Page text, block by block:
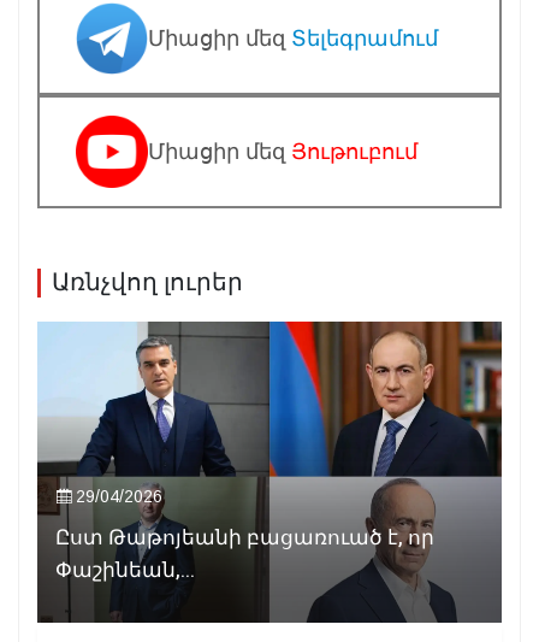
Միացիր մեզ Տելեգրամում
Միացիր մեզ Յութուբում
Առնչվող լուրեր
29/04/2026
Ըստ Թաթոյեանի բացառուած է, որ
Փաշինեան,...